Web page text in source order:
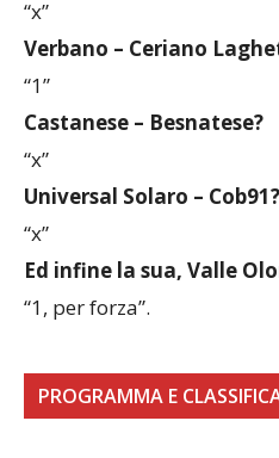
“x”
Verbano – Ceriano
“1”
Castanese – Besnatese?
“x”
Universal Solaro – Cob91?
“x”
Ed infine la sua, Valle
“1, per forza”.
PROGRAMMA E